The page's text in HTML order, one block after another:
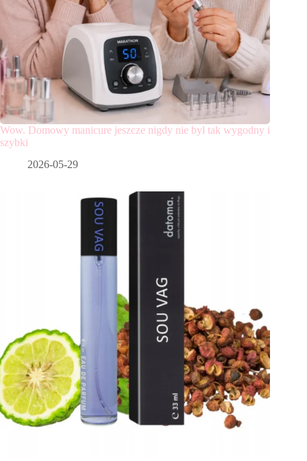
Wow. Domowy manicure jeszcze nigdy nie był tak wygodny i
szybki
2026-05-29